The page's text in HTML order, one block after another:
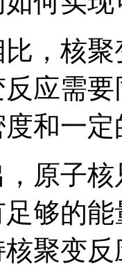
核聚
应需
和一
子核
够的
核聚变